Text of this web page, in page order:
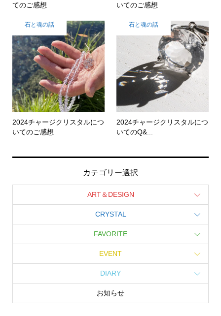
てのご感想
いてのご感想
石と魂の話
2024チャージクリスタルにつ
いてのご感想
石と魂の話
2024チャージクリスタルにつ
いてのQ&...
カテゴリー選択
ART＆DESIGN
CRYSTAL
FAVORITE
EVENT
DIARY
お知らせ